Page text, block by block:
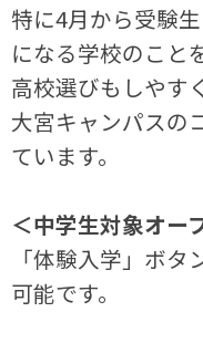
特に4月から受験
になる学校のこと
高校選びもしやす
大宮キャンパスの
ています。
＜中学生対象オー
「体験入学」ボ
可能です。